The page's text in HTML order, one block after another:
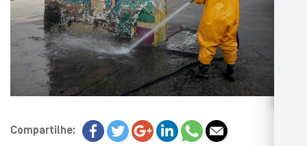
Compartilhe: